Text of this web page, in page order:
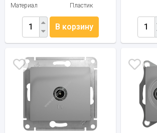
Материал
Пластик
В корзину